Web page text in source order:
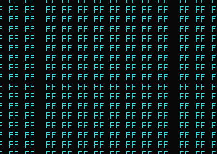
FF FF  FF FF FF FF FF FF FF FF  FF
FF FF  FF FF FF FF FF FF FF FF  FF
FF FF  FF FF FF FF FF FF FF FF  FF
FF FF  FF FF FF FF FF FF FF FF  FF
FF FF  FF FF FF FF FF FF FF FF  FF
FF FF  FF FF FF FF FF FF FF FF  FF
FF FF  FF FF FF FF FF FF FF FF  FF
FF FF  FF FF FF FF FF FF FF FF  FF
FF FF  FF FF FF FF FF FF FF FF  FF
FF FF  FF FF FF FF FF FF FF FF  FF
FF FF  FF FF FF FF FF FF FF FF  FF
FF FF  FF FF FF FF FF FF FF FF  FF
FF FF  FF FF FF FF FF FF FF FF  FF
FF FF  FF FF FF FF FF FF FF FF  FF
FF FF  FF FF FF FF FF FF FF FF  FF